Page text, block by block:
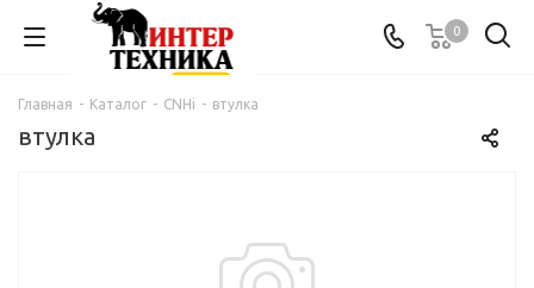
0
Главная - Каталог - CNHi - втулка
втулка